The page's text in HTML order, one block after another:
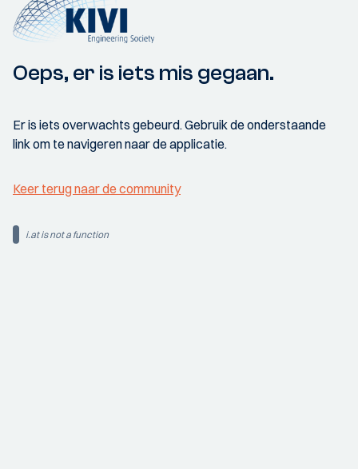
Oeps, er is iets mis gegaan.
Er is iets overwachts gebeurd. Gebruik de onderstaande
link om te navigeren naar de applicatie.
Keer terug naar de community
i.at is not a function